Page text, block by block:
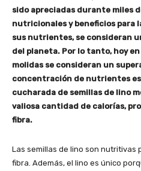
sido apreciadas durante miles
nutricionales y beneficios para
sus nutrientes, se consideran
del planeta. Por lo tanto, hoy
molidas se consideran un
concentración de nutrientes
cucharada de semillas de lino
valiosa cantidad de calorías,
fibra.
Las semillas de lino son nutritivas
fibra. Además, el lino es único